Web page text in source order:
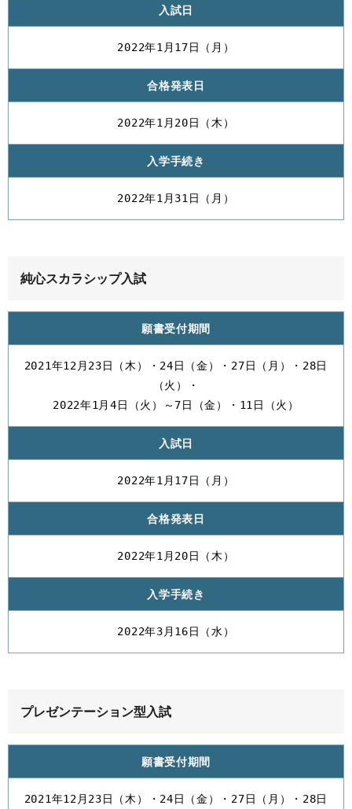
入試日
2022年1月17日（月）
合格発表日
2022年1月20日（木）
入学手続き
2022年1月31日（月）
純心スカラシップ入試
願書受付期間
2021年12月23日（木）・24日（金）・27日（月）・28日
（火）・
2022年1月4日（火）～7日（金）・11日（火）
入試日
2022年1月17日（月）
合格発表日
2022年1月20日（木）
入学手続き
2022年3月16日（水）
プレゼンテーション型入試
願書受付期間
2021年12月23日（木）・24日（金）・27日（月）・28日